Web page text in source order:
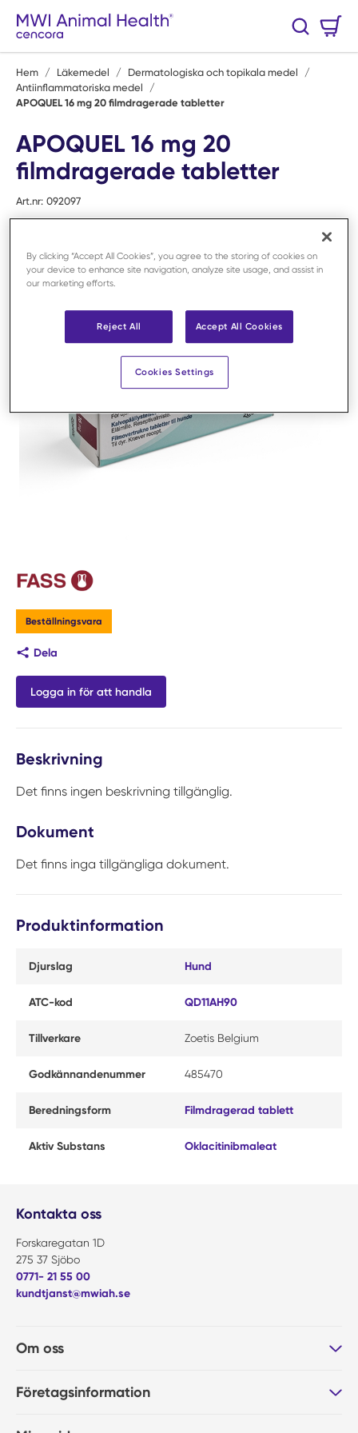
Hoppa till huvudinnehåll
Sök
Hem / Läkemedel / Dermatologiska och topikala medel
/
Antiinflammatoriska medel
/
APOQUEL 16 mg 20 filmdragerade tabletter
APOQUEL 16 mg 20
filmdragerade tabletter
Art.nr: 092097
Beställningsvara
Dela
Logga in för att handla
Beskrivning
Det finns ingen beskrivning tillgänglig.
Dokument
Det finns inga tillgängliga dokument.
Produktinformation
Djurslag Hund
ATC-kod QD11AH90
Tillverkare Zoetis Belgium
Godkännandenummer 485470
Beredningsform Filmdragerad tablett
Aktiv Substans Oklacitinibmaleat
Kontakta oss
Forskaregatan 1D
275 37 Sjöbo
0771- 21 55 00
kundtjanst@mwiah.se
Om oss
Företagsinformation
By clicking “Accept All Cookies”, you agree to the storing of cookies on
your device to enhance site navigation, analyze site usage, and assist in
our marketing efforts.
Reject All Accept All Cookies
Cookies Settings